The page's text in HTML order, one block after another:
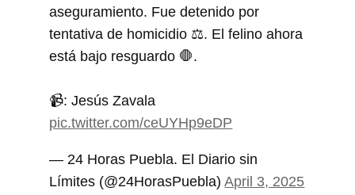
aseguramiento. Fue detenido por
tentativa de homicidio ⚖️. El felino ahora
está bajo resguardo 🛑.
📹: Jesús Zavala
pic.twitter.com/ceUYHp9eDP
— 24 Horas Puebla. El Diario sin
Límites (@24HorasPuebla)April 3, 2025